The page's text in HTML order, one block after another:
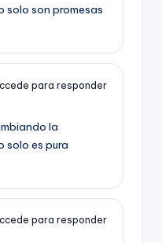
solo son promesas
para responder
la
solo es pura
para responder